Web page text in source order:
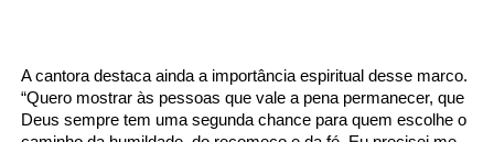
A cantora destaca ainda a importância espiritual desse marco.
“Quero mostrar às pessoas que vale a pena permanecer, que
Deus sempre tem uma segunda chance para quem escolhe o